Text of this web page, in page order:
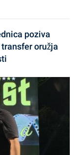
poziva
oružja